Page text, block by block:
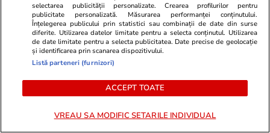
Horoscop 29 iul.
Horoscop 30 iulie 2026. Tauriii se interesează
mai puțin ce se discută în spatele ușilor
închise, gestionează mai bine orice sursă de
selectarea publicității personalizate. Crearea profilurilor pentru
publicitate personalizată. Măsurarea performanței conținutului.
Înțelegerea publicului prin statistici sau combinații de date din surse
diferite. Utilizarea datelor limitate pentru a selecta conținutul. Utilizarea
de date limitate pentru a selecta publicitatea. Date precise de geolocație
și identificarea prin scanarea dispozitivului.
Listă parteneri (furnizori)
ACCEPT TOATE
VREAU SA MODIFIC SETARILE INDIVIDUAL